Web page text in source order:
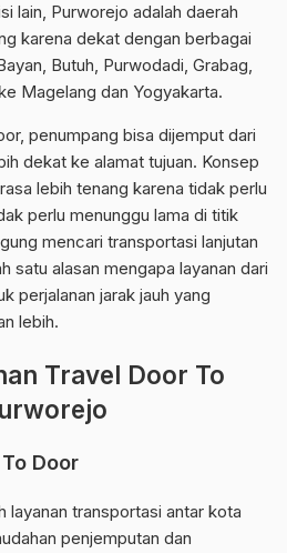
lain, Purworejo adalah daerah
karena dekat dengan berbagai
Butuh, Purwodadi, Grabag,
Magelang dan Yogyakarta.
penumpang bisa dijemput dari
dekat ke alamat tujuan. Konsep
lebih tenang karena tidak perlu
perlu menunggu lama di titik
mencari transportasi lanjutan
satu alasan mengapa layanan dari
perjalanan jarak jauh yang
lebih.
Travel Door To
Door
layanan transportasi antar kota
penjemputan dan